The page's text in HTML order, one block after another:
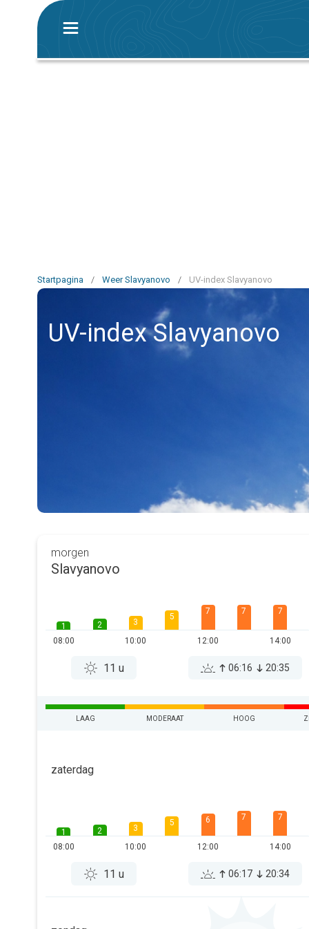
Startpagina / Weer Slavyanovo / UV-index Slavyanovo
UV-index Slavyanovo
morgen
Slavyanovo
1
08:00
2
3
10:00
5
7
12:00
7 7
14:00
11 u 06:16 20:35
LAAG MODERAAT HOOG
zaterdag
1
08:00
2
3
10:00
5 6
12:00
7 7
14:00
11 u 06:17 20:34